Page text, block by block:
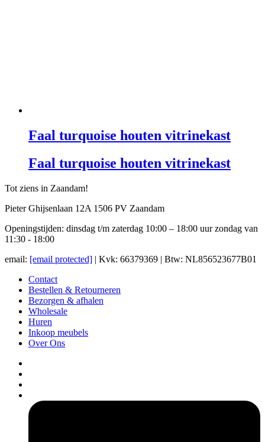
Faal turquoise houten vitrinekast
Faal turquoise houten vitrinekast
Tot ziens in Zaandam!
Pieter Ghijsenlaan 12A 1506 PV Zaandam
Openingstijden: dinsdag t/m zaterdag 10:00 – 18:00 uur zondag van
11:30 - 18:00
email: [email protected] | Kvk: 66379369 | Btw: NL856523677B01
Contact
Bestellen & Retourneren
Bezorgen & afhalen
Wholesale
Huren
Inkoop meubels
Over Ons